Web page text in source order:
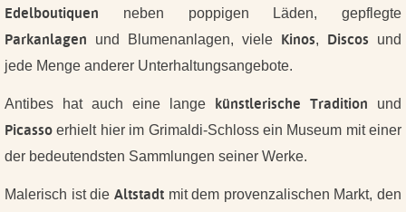
Edelboutiquen neben poppigen Läden, gepflegte
Parkanlagen und Blumenanlagen, viele Kinos, Discos und
jede Menge anderer Unterhaltungsangebote.
Antibes hat auch eine lange künstlerische Tradition und
Picasso erhielt hier im Grimaldi-Schloss ein Museum mit einer
der bedeutendsten Sammlungen seiner Werke.
Malerisch ist die Altstadtmit dem provenzalischen Markt, den